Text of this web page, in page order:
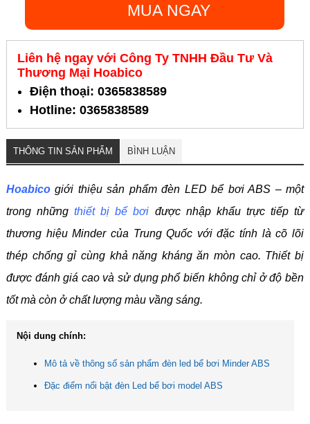
MUA NGAY
Liên hệ ngay với Công Ty TNHH Đầu Tư Và
Thương Mại Hoabico
Điện thoại: 0365838589
Hotline: 0365838589
THÔNG TIN SẢN PHẨM BÌNH LUẬN
Hoabicogiới thiệu sản phẩm đèn LED bể bơi ABS – một
trong nhữngthiết bị bể bơi được nhập khẩu trực tiếp từ
thương hiệu Minder của Trung Quốc với đặc tính là cõ lõi
thép chống gỉ cùng khả năng kháng ăn mòn cao. Thiết bị
được đánh giá cao và sử dụng phổ biến không chỉ ở độ bền
tốt mà còn ở chất lượng màu vầng sáng.
Nội dung chính:
Mô tả về thông số sản phẩm đèn led bể bơi Minder ABS
Đặc điểm nổi bật đèn Led bể bơi model ABS